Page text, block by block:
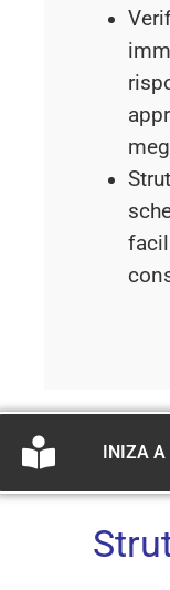
INIZA A